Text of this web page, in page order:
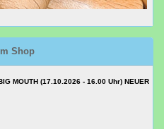
Shop
MOUTH (17.10.2026 - 16.00 Uhr) NEUER